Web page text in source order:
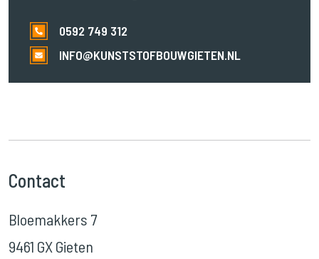
0592 749 312
INFO@KUNSTSTOFBOUWGIETEN.NL
Contact
Bloemakkers 7
9461 GX Gieten